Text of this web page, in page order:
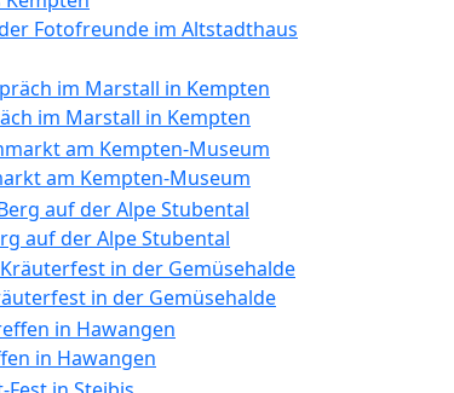
Fotofreunde im Altstadthaus
im Marstall in Kempten
am Kempten-Museum
auf der Alpe Stubental
in der Gemüsehalde
in Hawangen